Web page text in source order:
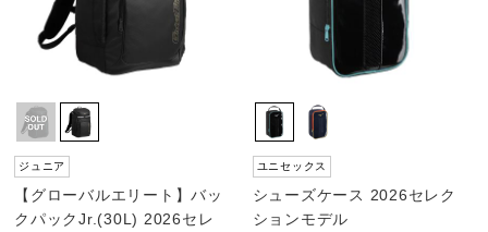
ジュニア
【グローバルエリート】バッ
クパックJr.(30L) 2026セレ
ユニセックス
シューズケース 2026セレク
ションモデル